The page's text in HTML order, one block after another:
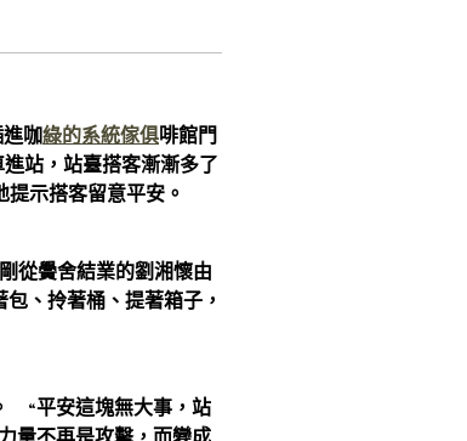
咖綠的系統傢俱啡館門
站，站臺搭客漸漸多了
示搭客留意平安。
從黌舍結業的劉湘懷由
、拎著桶、提著箱子，
“平安這塊無大事，站